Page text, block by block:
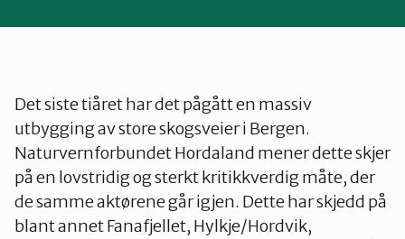
Det siste tiåret har det pågått en massiv
utbygging av store skogsveier i Bergen.
Naturvernforbundet Hordaland mener dette skjer
på en lovstridig og sterkt kritikkverdig måte, der
de samme aktørene går igjen. Dette har skjedd på
blant annet Fanafjellet, Hylkje/Hordvik,